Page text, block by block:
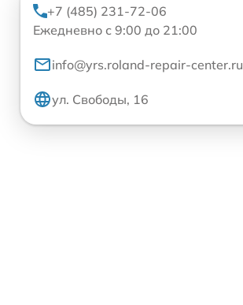
+7 (485) 231-72-06
Ежедневно с 9:00 до 21:00
info@yrs.roland-repair-center.ru
ул. Свободы, 16